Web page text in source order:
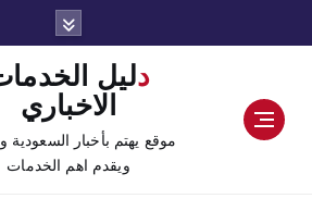
دليل الخدمات
الاخباري
موقع يهتم بأخبار السعودية
ويقدم اهم الخدمات